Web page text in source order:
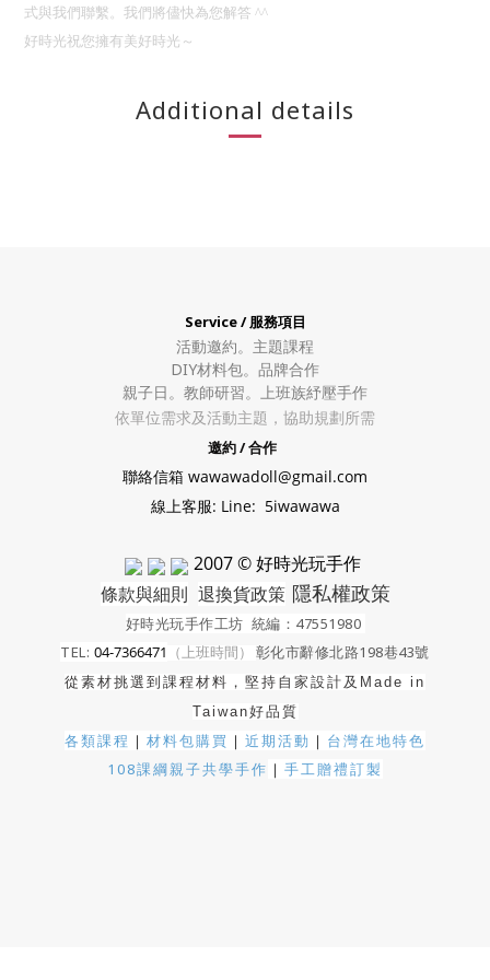
式與我們聯繫。我們將儘快為您解答 ^^
好時光祝您擁有美好時光～
Additional details
Service / 服務項目
活動邀約。 主題課程
DIY材料包。 品牌合作
親子日。教師研習。上班族紓壓手作
依單位需求及活動主題，協助規劃所需
邀約 / 合作
聯絡信箱 wawawadoll@gmail.com
線上客服: Line: 5iwawawa
2007 © 好時光玩手作
條款與細則 退換貨政策 隱私權政策
好時光玩手作工坊 統編：47551980
TEL: 04-7366471 （上班時間） 彰化市辭修北路198巷43號
從素材挑選到課程材料，堅持自家設計及 Made in
Taiwan好品質
各類課程 ｜ 材料包購買 ｜ 近期活動 ｜ 台灣在地特色
108課綱親子共學手作 ｜ 手工贈禮訂製